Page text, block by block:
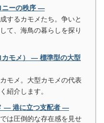
ニーの秩序 ―
するカモメたち。争いと
て、海鳥の暮らしを探り
カモメ） ― 標準型の大型
モメ。大型カモメの代表
紹介します。
― 港に立つ支配者 ―
は圧倒的な存在感を見せ